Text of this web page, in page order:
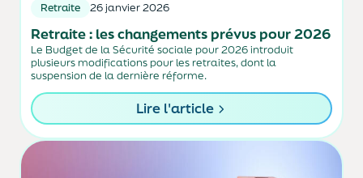
Retraite 26 janvier 2026
Retraite : les changements prévus pour 2026
Le Budget de la Sécurité sociale pour 2026 introduit
plusieurs modifications pour les retraites, dont la
suspension de la dernière réforme.
Lire l'article